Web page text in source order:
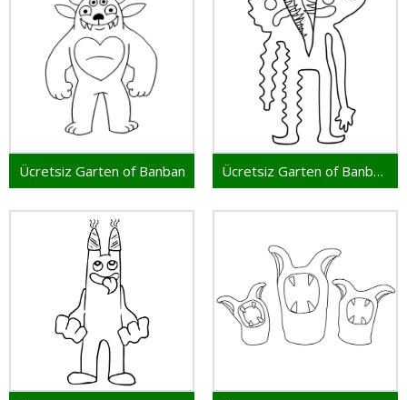
Ücretsiz Garten of Banban Ücretsiz Garten of Banban Yazdır